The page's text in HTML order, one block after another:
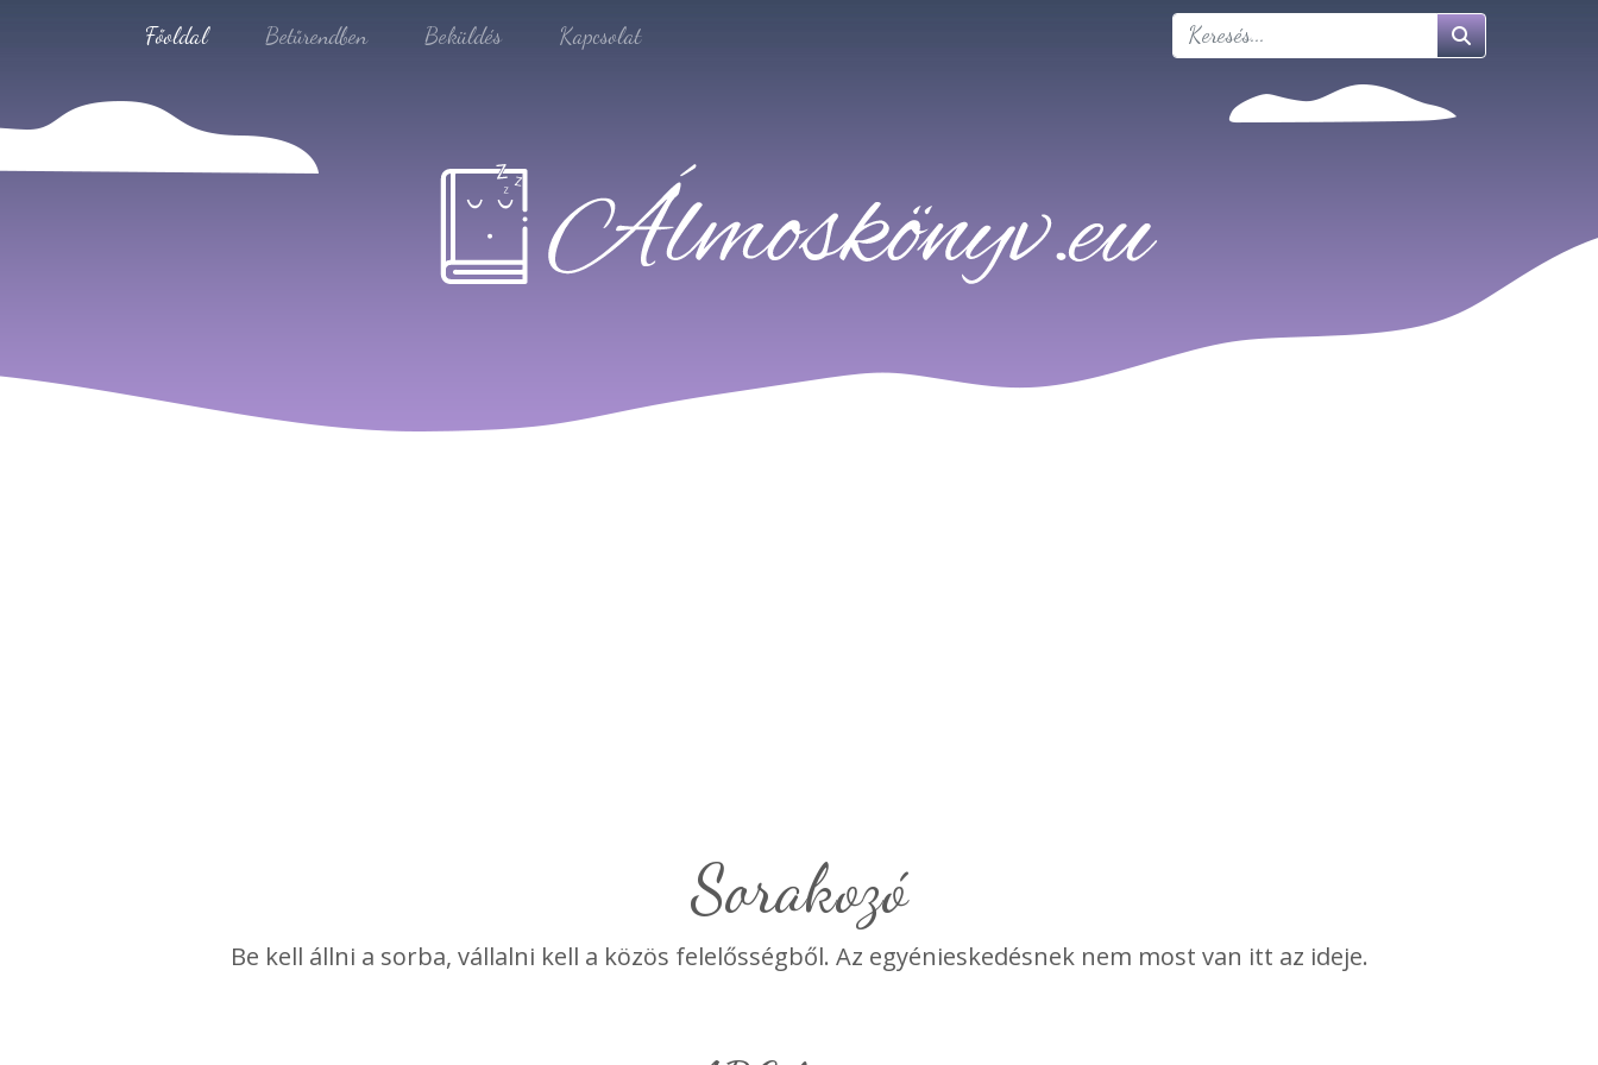
Főoldal Betűrendben Beküldés Kapcsolat
Sorakozó
Be kell állni a sorba, vállalni kell a közös felelősségből. Az egyénieskedésnek nem most van itt az ideje.